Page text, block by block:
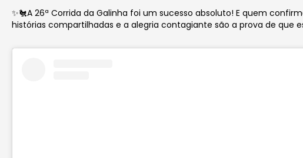
✨🐔A 26ª Corrida da Galinha foi um sucesso absoluto! E quem
histórias compartilhadas e a alegria contagiante são a prova de que